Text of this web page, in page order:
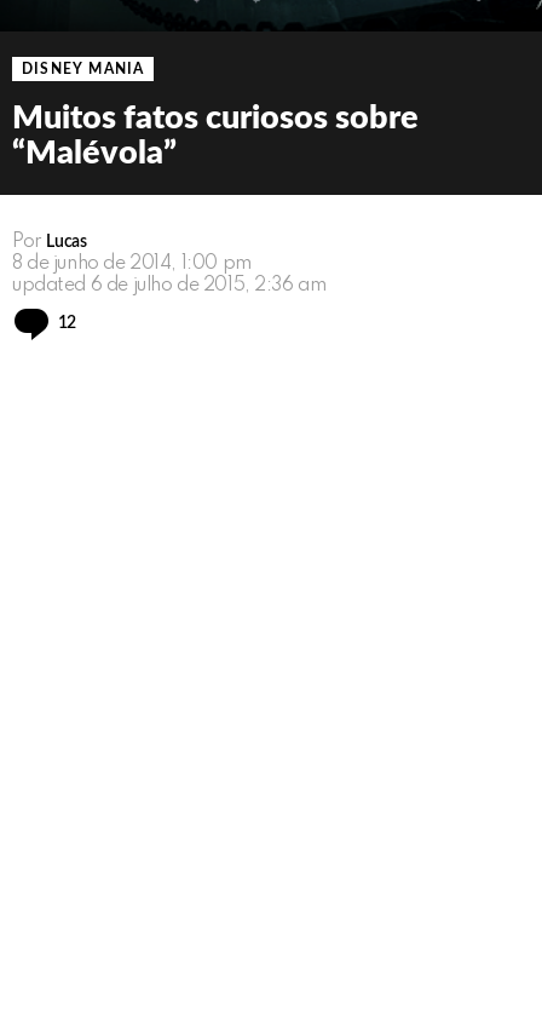
DISNEY MANIA
Muitos fatos curiosos sobre
“Malévola”
Por Lucas
8 de junho de 2014, 1:00 pm
updated 6 de julho de 2015, 2:36 am
12